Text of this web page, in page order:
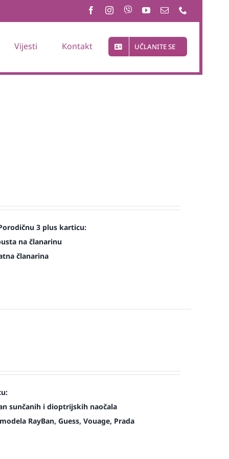
Vijesti Kontakt UČLANITE SE
3 plus karticu:
na članarinu
članarina
sunčanih i dioptrijskih naočala
RayBan, Guess, Vouage, Prada